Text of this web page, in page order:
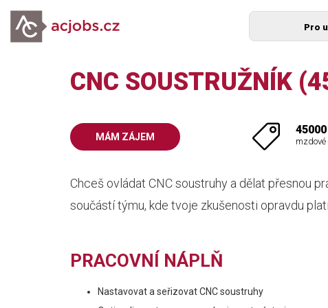
Pro
CNC SOUSTRUŽNÍK
MÁM ZÁJEM mzdové
Chceš ovládat CNC soustruhy a dělat přesnou
součástí týmu, kde tvoje zkušenosti opravdu
PRACOVNÍ NÁPLŇ
Nastavovat a seřizovat CNC soustruhy